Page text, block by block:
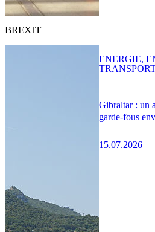
BREXIT
Gibraltar : un
garde-fous
15.07.2026
ENERGIE,